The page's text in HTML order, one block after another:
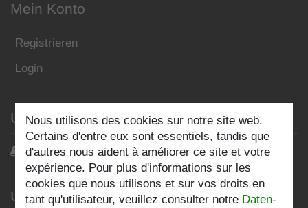
Mein Konto
Registrieren
Login
Unser Blog
Blog
Unternehmen
Nous utilisons des cookies sur notre site web.
Certains d'entre eux sont essentiels, tandis que
d'autres nous aident à améliorer ce site et votre
expérience. Pour plus d'informations sur les
cookies que nous utilisons et sur vos droits en
tant qu'utilisateur, veuillez consulter notre Daten­